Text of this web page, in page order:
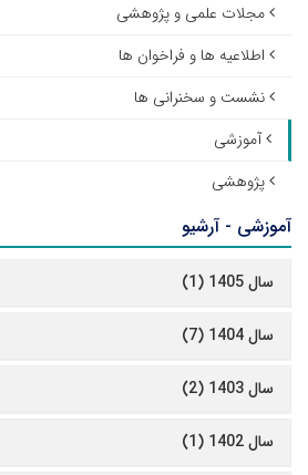
مجلات علمی و پژوهشی
اطلاعیه ها و فراخوان ها
نشست و سخنرانی ها
آموزشی
پژوهشی
آموزشی - آرشیو
سال 1405 (1)
سال 1404 (7)
سال 1403 (2)
سال 1402 (1)